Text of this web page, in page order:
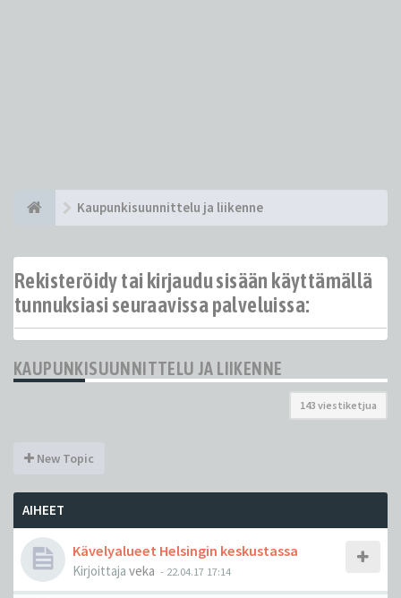
Kaupunkisuunnittelu ja liikenne
Rekisteröidy tai kirjaudu sisään käyttämällä
tunnuksiasi seuraavissa palveluissa:
KAUPUNKISUUNNITTELU JA LIIKENNE
143 viestiketjua
New Topic
AIHEET
Kävelyalueet Helsingin keskustassa
Kirjoittaja veka - 22.04.17 17:14